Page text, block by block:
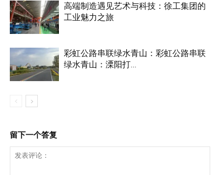
高端制造遇见艺术与科技：徐工集团的
工业魅力之旅
彩虹公路串联绿水青山：彩虹公路串联
绿水青山：溧阳打...
留下一个答复